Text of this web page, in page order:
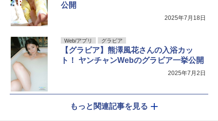
公開
2025年7月18日
Web/アプリ グラビア
【グラビア】熊澤風花さんの入浴カッ
ト！ ヤンチャンWebのグラビア一挙公開
2025年7月2日
もっと関連記事を見る